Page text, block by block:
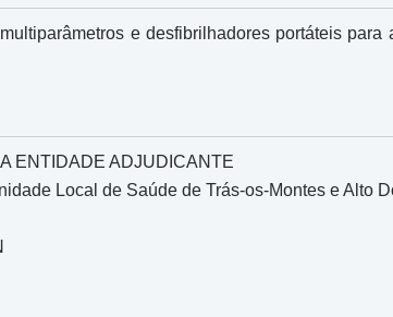
e desfibrilhadores portáteis
ENTIDADE ADJUDICANTE
Local de Saúde de Trás-os-Montes e Alto